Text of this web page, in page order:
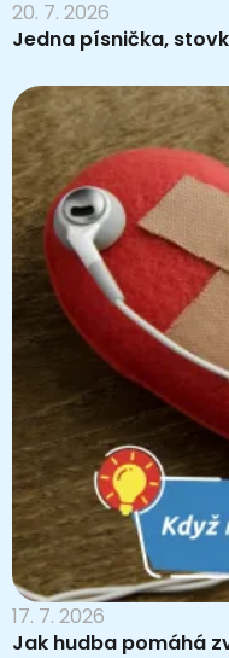
20. 7. 2026
Jedna písnička,
17. 7. 2026
Jak hudba pomáhá